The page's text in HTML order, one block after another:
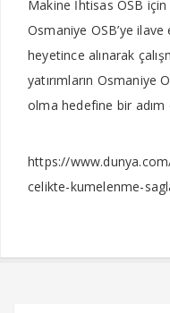
Makine İhtisas OSB için
Osmaniye OSB’ye
heyetince alınarak
yatırımların Osmaniye
olma hedefine bir adım
https://
celikte-kumelenme-